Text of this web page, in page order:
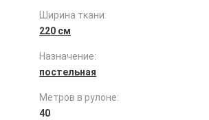
Ширина ткани:
220 см
Назначение:
постельная
Метров в рулоне:
40